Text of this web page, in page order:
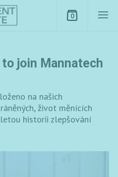
0
to join Mannatech
na našich
život měnících
historii zlepšování